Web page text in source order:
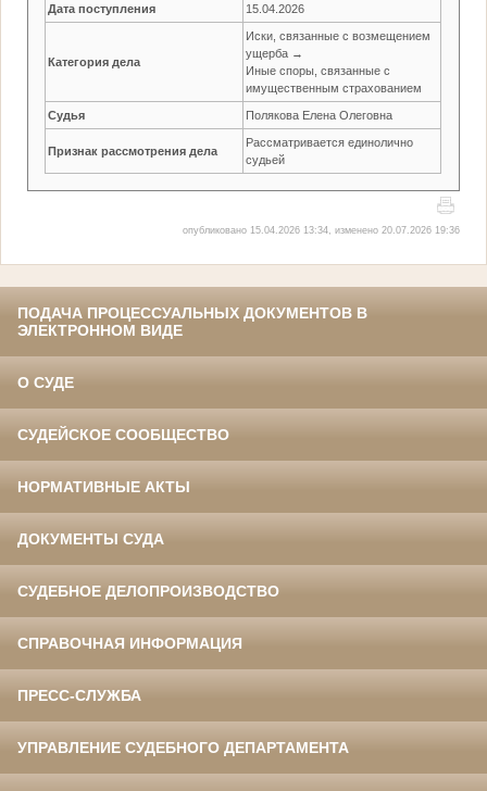
Дата поступления 15.04.2026
Категория дела
Иски, связанные с возмещением
ущерба →
Иные споры, связанные с
имущественным страхованием
Судья Полякова Елена Олеговна
Признак рассмотрения дела
Рассматривается единолично
судьей
опубликовано 15.04.2026 13:34, изменено 20.07.2026 19:36
ПОДАЧА ПРОЦЕССУАЛЬНЫХ ДОКУМЕНТОВ В
ЭЛЕКТРОННОМ ВИДЕ
О СУДЕ
СУДЕЙСКОЕ СООБЩЕСТВО
НОРМАТИВНЫЕ АКТЫ
ДОКУМЕНТЫ СУДА
СУДЕБНОЕ ДЕЛОПРОИЗВОДСТВО
СПРАВОЧНАЯ ИНФОРМАЦИЯ
ПРЕСС-СЛУЖБА
УПРАВЛЕНИЕ СУДЕБНОГО ДЕПАРТАМЕНТА